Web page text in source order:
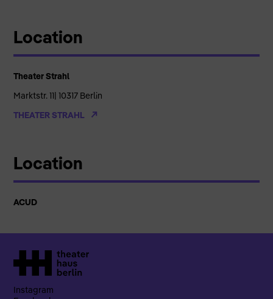
Location
Theater Strahl
Marktstr. 11| 10317 Berlin
THEATER STRAHL
Location
ACUD
Instagram